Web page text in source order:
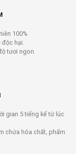
100%
độc hại.
tươi ngon.
gian 5 tiếng kể từ lúc
chứa hóa chất, phẩm